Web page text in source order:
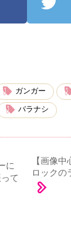
ガンガー
バラナシ
に
て
【画像
ロックの